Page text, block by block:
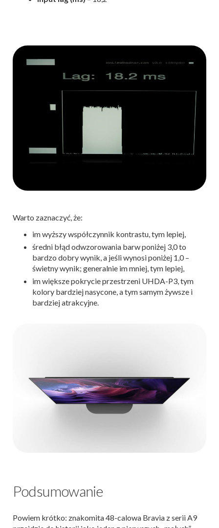
Warto zaznaczyć, że:
im wyższy współczynnik kontrastu, tym lepiej,
średni błąd odwzorowania barw poniżej 3,0 to
bardzo dobry wynik, a jeśli wynosi poniżej 1,0 –
świetny wynik; generalnie im mniej, tym lepiej,
im większe pokrycie przestrzeni UHDA-P3, tym
kolory bardziej nasycone, a tym samym żywsze i
bardziej atrakcyjne.
Podsumowanie
Powiem krótko: znakomita 48-calowa Bravia z serii A9